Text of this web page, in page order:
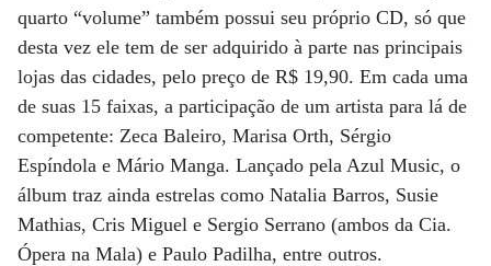
quarto “volume” também possui seu próprio CD, só que
desta vez ele tem de ser adquirido à parte nas principais
lojas das cidades, pelo preço de R$ 19,90. Em cada uma
de suas 15 faixas, a participação de um artista para lá de
competente: Zeca Baleiro, Marisa Orth, Sérgio
Espíndola e Mário Manga. Lançado pela Azul Music, o
álbum traz ainda estrelas como Natalia Barros, Susie
Mathias, Cris Miguel e Sergio Serrano (ambos da Cia.
Ópera na Mala) e Paulo Padilha, entre outros.